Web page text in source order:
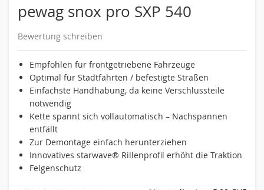
to
beginning
of
the
images
gallery
pewag snox pro SXP 540
Bewertung schreiben
Empfohlen für frontgetriebene Fahrzeuge
Optimal für Stadtfahrten / befestigte Straßen
Einfachste Handhabung, da keine Verschlussteile
notwendig
Kette spannt sich vollautomatisch – Nachspannen
entfällt
Zur Demontage einfach herunterziehen
Innovatives starwave® Rillenprofil erhöht die Traktion
Felgenschutz